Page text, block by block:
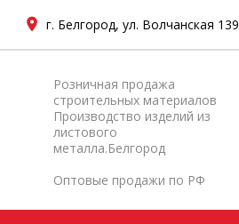
г. Белгород, ул. Волчанская 139
Розничная продажа
строительных материалов
Производство изделий из
листового
металла.Белгород
Оптовые продажи по РФ